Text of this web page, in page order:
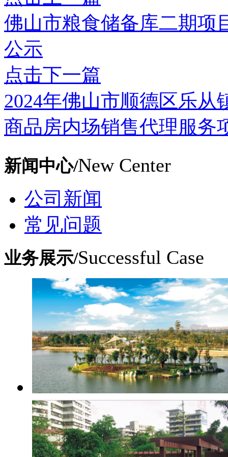
佛山市粮食储备库二期项
公示
点击下一篇
2024年佛山市顺德区乐
商品房内场销售代理服务
新闻中心/New Center
公司新闻
常见问题
业务展示/Successful Case